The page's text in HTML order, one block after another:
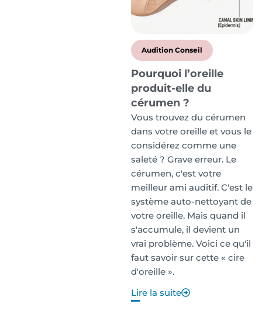
Audition Conseil
Pourquoi l’oreille
produit-elle du
cérumen ?
Vous trouvez du cérumen
dans votre oreille et vous le
considérez comme une
saleté ? Grave erreur. Le
cérumen, c'est votre
meilleur ami auditif. C'est le
système auto-nettoyant de
votre oreille. Mais quand il
s'accumule, il devient un
vrai problème. Voici ce qu'il
faut savoir sur cette « cire
d'oreille ».
Lire la suite